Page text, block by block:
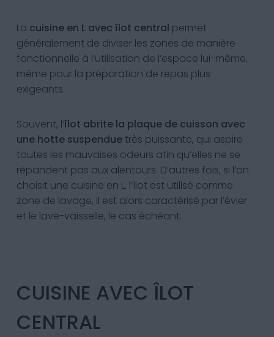
La cuisine en L avec îlot central permet
généralement de diviser les zones de manière
fonctionnelle à l’utilisation de l’espace lui-même,
même pour la préparation de repas plus
exigeants.
Souvent, l’îlot abrite la plaque de cuisson avec
une hotte suspendue très puissante, qui aspire
toutes les mauvaises odeurs afin qu’elles ne se
répandent pas aux alentours. D’autres fois, si l’on
choisit une cuisine en L, l’îlot est utilisé comme
zone de lavage, il est alors caractérisé par l’évier
et le lave-vaisselle, le cas échéant.
CUISINE AVEC ÎLOT
CENTRAL